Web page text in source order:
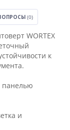
(0)
WORTEX
к
панелью
и